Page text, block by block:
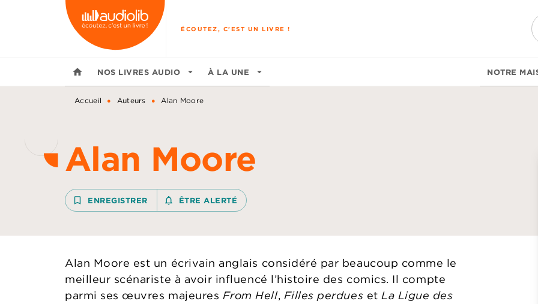
MENU RECHERCHE
ÉCOUTEZ, C'EST UN LIVRE !
home NOS LIVRES AUDIO arrow_drop_down À LA UNE arrow_drop_down NOTRE
Accueil • Auteurs • Alan Moore
Alan Moore
bookmark_border ENREGISTRER notifications_none_outlined
ÊTRE ALERTÉ
Alan Moore est un écrivain anglais considéré par beaucoup comme le
meilleur scénariste à avoir influencé l’histoire des comics. Il compte
parmi ses œuvres majeures From Hell, Filles perdues etLa Ligue des